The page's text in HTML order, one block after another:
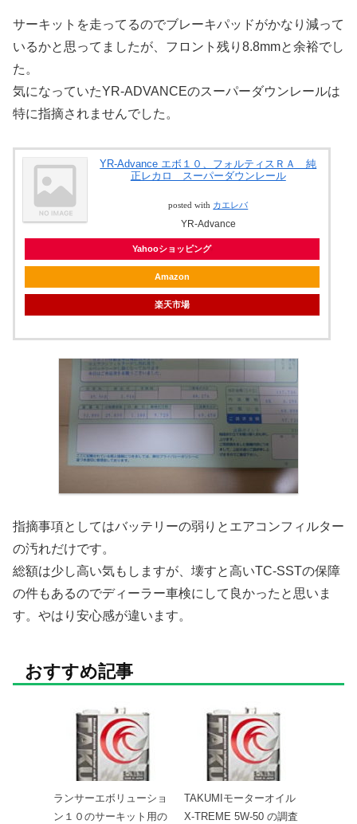
サーキットを走ってるのでブレーキパッドがかなり減って
いるかと思ってましたが、フロント残り8.8mmと余裕でし
た。
気になっていたYR-ADVANCEのスーパーダウンレールは
特に指摘されませんでした。
YR-Advance エボ１０、フォルティスＲＡ 純
正レカロ スーパーダウンレール
posted with カエレバ
YR-Advance
Yahooショッピング
Amazon
楽天市場
指摘事項としてはバッテリーの弱りとエアコンフィルター
の汚れだけです。
総額は少し高い気もしますが、壊すと高いTC-SSTの保障
の件もあるのでディーラー車検にして良かったと思いま
す。やはり安心感が違います。
おすすめ記事
ランサーエボリューショ
ン１０のサーキット用の
TAKUMIモーターオイル
X-TREME 5W-50 の調査